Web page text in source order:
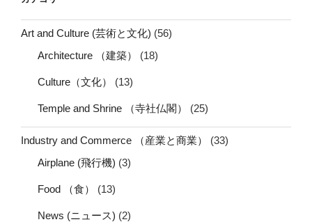
Art and Culture (芸術と文化) (56)
Architecture （建築）
(18)
Culture（文化） (13)
Temple and Shrine （寺社仏閣） (25)
Industry and Commerce （産業と商業）
(33)
Airplane (飛行機) (3)
Food （食） (13)
News (ニュース) (2)